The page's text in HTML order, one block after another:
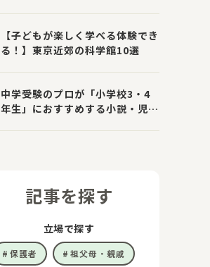
【子どもが楽しく学べる体験でき
る！】東京近郊の科学館10選
中学受験のプロが「小学校3・4
年生」におすすめする小説・児童
記事を探す
立場で探す
保護者 祖父母・親戚